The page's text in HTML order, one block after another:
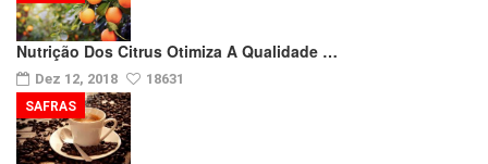
Nutrição Dos Citrus Otimiza A Qualidade …
Dez 12, 2018 18631
SAFRAS